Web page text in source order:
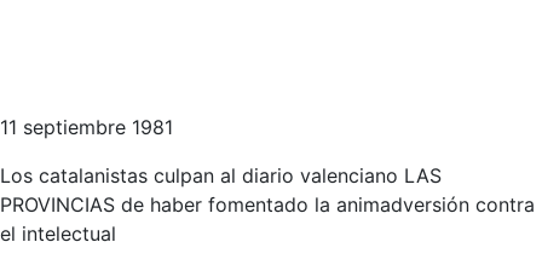
11 septiembre 1981
Los catalanistas culpan al diario valenciano LAS
PROVINCIAS de haber fomentado la animadversión contra
el intelectual